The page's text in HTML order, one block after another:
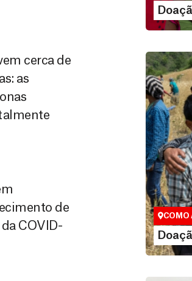
cerca de
as
de
COVID-
Você
maneiras,
valor que
COMO